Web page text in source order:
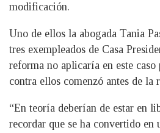
modificación.
Uno de ellos la abogada Tania
tres exempleados de Casa
reforma no aplicaría en este caso
contra ellos comenzó antes de la
“En teoría deberían de estar en
recordar que se ha convertido en